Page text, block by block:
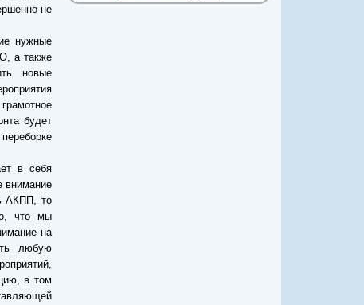
не
нужные
а также
новые
будет
в себя
внимание
АКПП, то
что мы
на
любую
в том